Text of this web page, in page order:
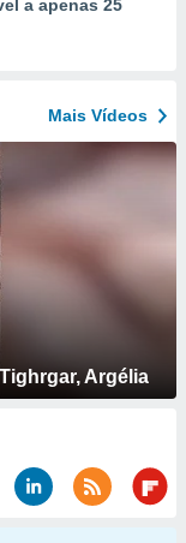
a apenas 25
Mais Vídeos
Argélia